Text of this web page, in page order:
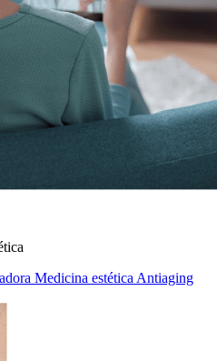
Medicina estética Antiaging